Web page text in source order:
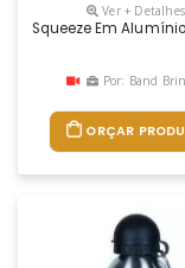
Ver + Detalhes
Squeeze Em
Por: Band
ORÇAR